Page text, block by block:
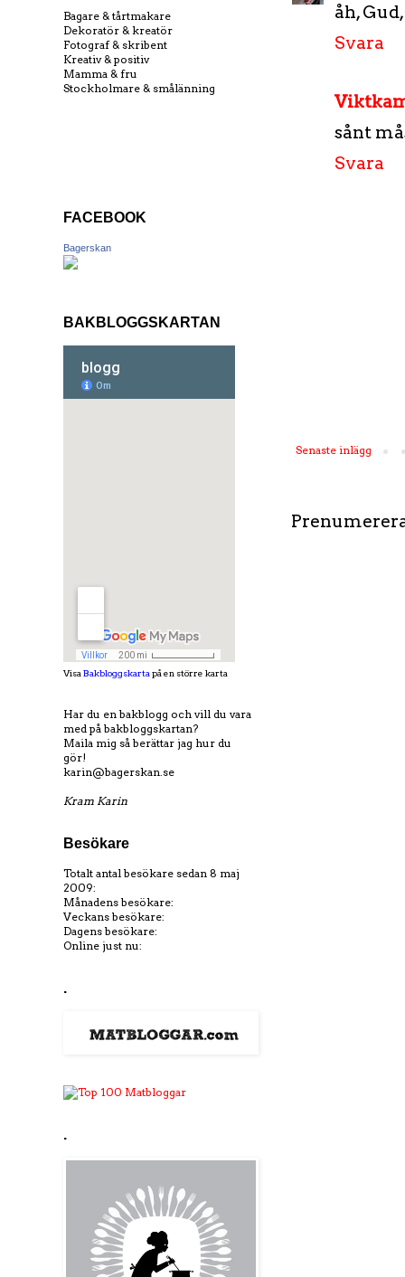
åh,
Svara
sånt
Svara
Senaste inlägg
Bagare & tårtmakare
Dekoratör & kreatör
Fotograf & skribent
Kreativ & positiv
Mamma & fru
Stockholmare & smålänning
FACEBOOK
Bagerskan
BAKBLOGGSKARTAN
Visa Bakbloggskarta på en större karta
Har du en bakblogg och vill du vara
med på bakbloggskartan?
Maila mig så berättar jag hur du
gör!
karin@bagerskan.se
Kram Karin
Besökare
Totalt antal besökare sedan 8 maj
2009:
Månadens besökare:
Veckans besökare:
Dagens besökare:
Online just nu:
.
.